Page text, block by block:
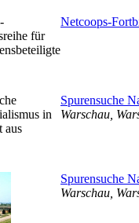
Netcoops-
Spurensuche
Warschau,
Spurensuche
Warschau,